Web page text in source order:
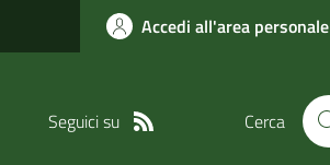
Accedi all'area personale
Seguici su Cerca